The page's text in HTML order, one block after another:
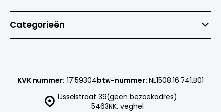
Categorieën
IJsselstraat 39(geen bezoekadres)
5463NK, veghel
KVK nummer: 17159304btw-nummer: NL1508.16.741.B01